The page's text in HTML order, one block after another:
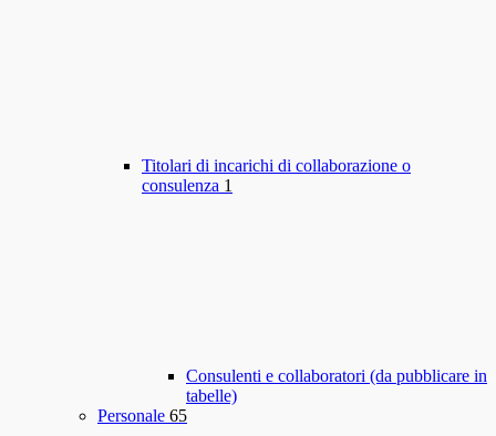
Titolari di incarichi di collaborazione o
consulenza 1
Consulenti e collaboratori (da pubblicare in
tabelle)
Personale 65